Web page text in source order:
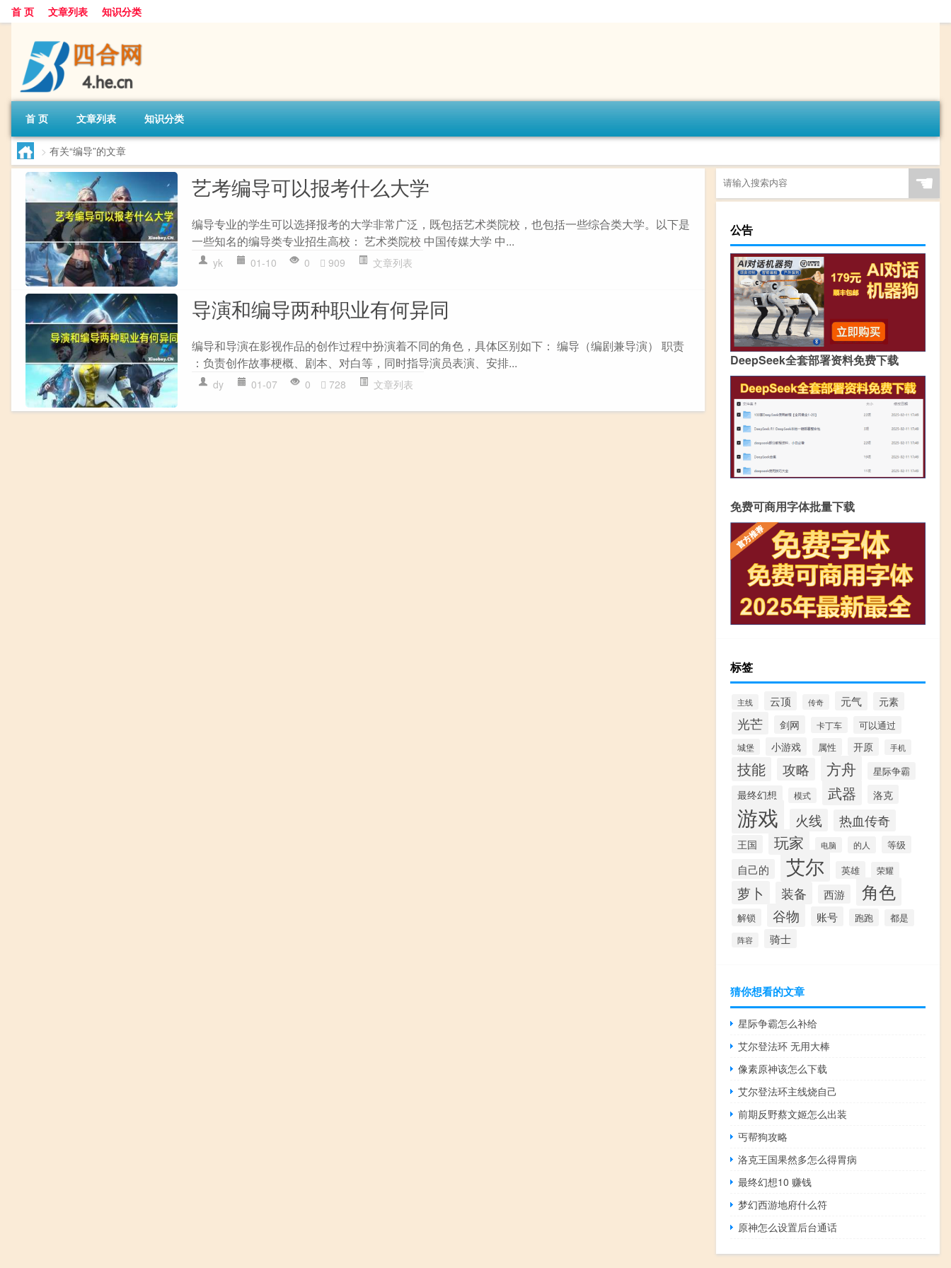
首 页 文章列表 知识分类
首 页 文章列表 知识分类
> 有关“编导”的文章
艺考编导可以报考什么大学
编导专业的学生可以选择报考的大学非常广泛，既包括艺术类院校，也包括一些综合类大学。以下是
一些知名的编导类专业招生高校： 艺术类院校 中国传媒大学 中...
yk 01-10 0 909 文章列表
导演和编导两种职业有何异同
编导和导演在影视作品的创作过程中扮演着不同的角色，具体区别如下： 编导（编剧兼导演） 职责
：负责创作故事梗概、剧本、对白等，同时指导演员表演、安排...
dy 01-07 0 728 文章列表
☚
公告
DeepSeek全套部署资料免费下载
免费可商用字体批量下载
标签
主线 云顶 传奇 元气 元素
光芒 剑网 卡丁车 可以通过
城堡 小游戏 属性 开原 手机
技能 攻略 方舟 星际争霸
最终幻想 模式 武器 洛克
游戏 火线 热血传奇
王国 玩家 电脑 的人 等级
自己的 艾尔 英雄 荣耀
萝卜 装备 西游 角色
解锁 谷物 账号 跑跑 都是
阵容 骑士
猜你想看的文章
星际争霸怎么补给
艾尔登法环 无用大棒
像素原神该怎么下载
艾尔登法环主线烧自己
前期反野蔡文姬怎么出装
丐帮狗攻略
洛克王国果然多怎么得胃病
最终幻想10 赚钱
梦幻西游地府什么符
原神怎么设置后台通话